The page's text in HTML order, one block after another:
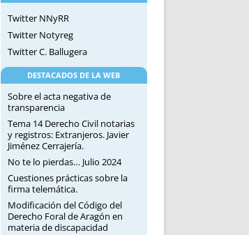
Twitter NNyRR
Twitter Notyreg
Twitter C. Ballugera
DESTACADOS DE LA WEB
Sobre el acta negativa de
transparencia
Tema 14 Derecho Civil notarias
y registros: Extranjeros. Javier
Jiménez Cerrajería.
No te lo pierdas… Julio 2024
Cuestiones prácticas sobre la
firma telemática.
Modificación del Código del
Derecho Foral de Aragón en
materia de discapacidad